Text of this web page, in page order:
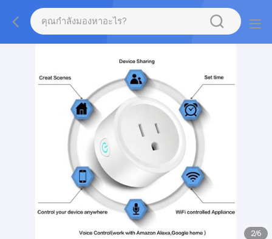
2/6